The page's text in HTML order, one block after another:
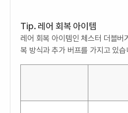
Tip. 레어 회복 아이템
레어 회복 아이템인 체스터 더블버
복 방식과 추가 버프를 가지고 있습